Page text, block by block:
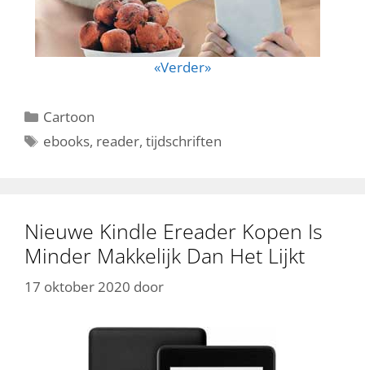
«Verder»
Categorieën
Cartoon
Tags
ebooks, reader,tijdschriften
Nieuwe Kindle Ereader Kopen Is
Minder Makkelijk Dan Het Lijkt
17 oktober 2020 door